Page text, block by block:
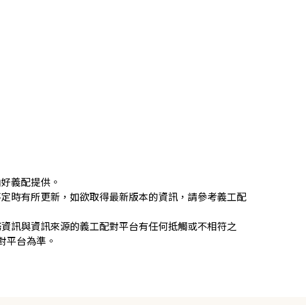
義配提供。
時有所更新，如欲取得最新版本的資訊，請參考義工配
訊與資訊來源的義工配對平台有任何抵觸或不相符之
平台為準。